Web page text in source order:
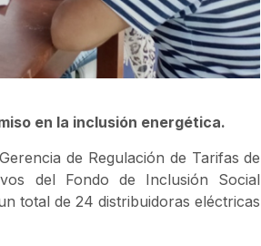
en la inclusión energética.
de Regulación de Tarifas de
del Fondo de Inclusión Social
total de 24 distribuidoras eléctricas